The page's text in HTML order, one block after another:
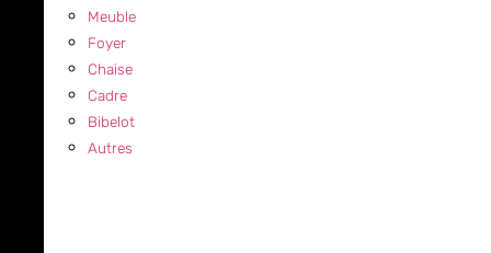
Meuble
Foyer
Chaise
Cadre
Bibelot
Autres